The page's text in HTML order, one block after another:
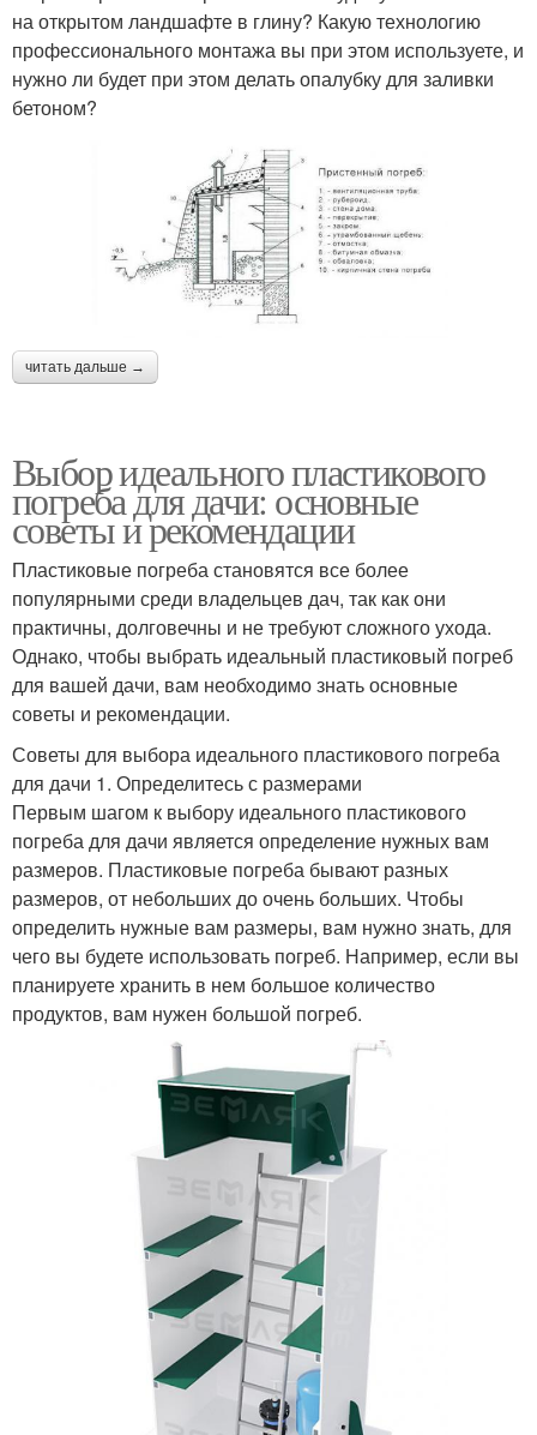
на открытом ландшафте в глину? Какую технологию
профессионального монтажа вы при этом используете, и
нужно ли будет при этом делать опалубку для заливки
бетоном?
читать дальше →
Выбор идеального пластикового
погреба для дачи: основные
советы и рекомендации
Пластиковые погреба становятся все более
популярными среди владельцев дач, так как они
практичны, долговечны и не требуют сложного ухода.
Однако, чтобы выбрать идеальный пластиковый погреб
для вашей дачи, вам необходимо знать основные
советы и рекомендации.
Советы для выбора идеального пластикового погреба
для дачи 1. Определитесь с размерами
Первым шагом к выбору идеального пластикового
погреба для дачи является определение нужных вам
размеров. Пластиковые погреба бывают разных
размеров, от небольших до очень больших. Чтобы
определить нужные вам размеры, вам нужно знать, для
чего вы будете использовать погреб. Например, если вы
планируете хранить в нем большое количество
продуктов, вам нужен большой погреб.